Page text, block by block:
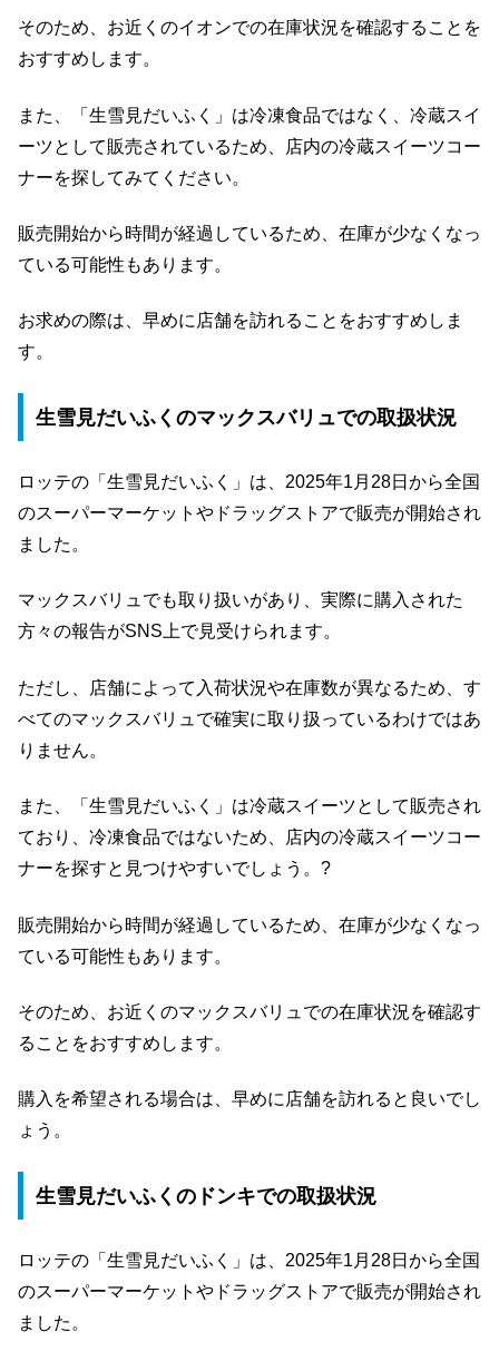
そのため、お近くのイオンでの在庫状況を確認することを
おすすめします。
また、「生雪見だいふく」は冷凍食品ではなく、冷蔵スイ
ーツとして販売されているため、店内の冷蔵スイーツコー
ナーを探してみてください。
販売開始から時間が経過しているため、在庫が少なくなっ
ている可能性もあります。
お求めの際は、早めに店舗を訪れることをおすすめしま
す。
生雪見だいふくのマックスバリュでの取扱状況
ロッテの「生雪見だいふく」は、2025年1月28日から全国
のスーパーマーケットやドラッグストアで販売が開始され
ました。
マックスバリュでも取り扱いがあり、実際に購入された
方々の報告がSNS上で見受けられます。
ただし、店舗によって入荷状況や在庫数が異なるため、す
べてのマックスバリュで確実に取り扱っているわけではあ
りません。
また、「生雪見だいふく」は冷蔵スイーツとして販売され
ており、冷凍食品ではないため、店内の冷蔵スイーツコー
ナーを探すと見つけやすいでしょう。?
販売開始から時間が経過しているため、在庫が少なくなっ
ている可能性もあります。
そのため、お近くのマックスバリュでの在庫状況を確認す
ることをおすすめします。
購入を希望される場合は、早めに店舗を訪れると良いでし
ょう。
生雪見だいふくのドンキでの取扱状況
ロッテの「生雪見だいふく」は、2025年1月28日から全国
のスーパーマーケットやドラッグストアで販売が開始され
ました。